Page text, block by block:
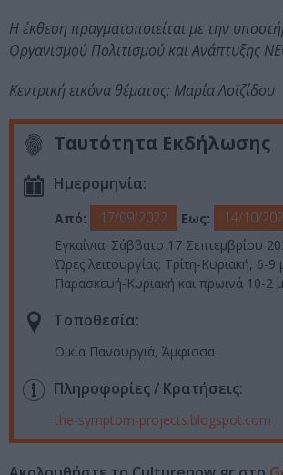
Η έκθεση πραγματοποιείται με την
Οργανισμού Πολιτισμού και Ανάπτυξης
Κεντρική εικόνα θέματος: Μαρία Λοϊζίδου
Ταυτότητα Εκδήλωσης
Ημερομηνία:
Από: 17/09/2022 Εως:
14/10/
Εγκαίνια: Σάββατο 17 Σεπτεμβρίου
Ώρες λειτουργίας: Τρίτη-Κυριακή, 6-9
Παρασκευή-Κυριακή και πρωινά 10-2
Τοποθεσία:
Οικία Πανουργιά, Άμφισσα
Πληροφορίες / Κρατήσεις:
the-symptom-projects.blogspot.com